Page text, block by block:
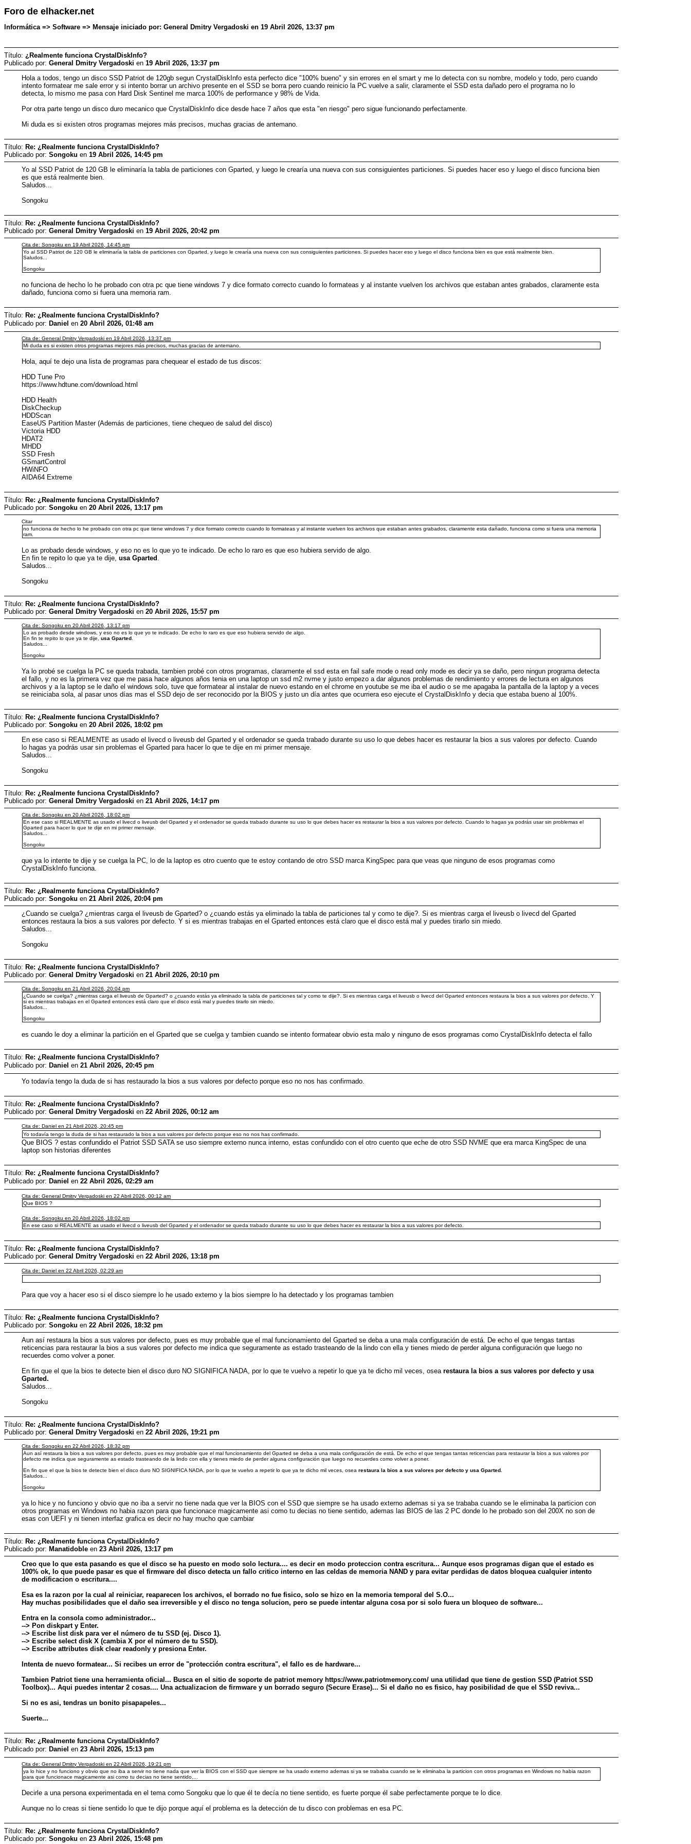
Foro de elhacker.net
Informática => Software => Mensaje iniciado por: General Dmitry Vergadoski en 19 Abril 2026, 13:37 pm
Título: ¿Realmente funciona CrystalDiskInfo?
Publicado por: General Dmitry Vergadoski en 19 Abril 2026, 13:37 pm
Hola a todos, tengo un disco SSD Patriot de 120gb segun CrystalDiskInfo esta perfecto dice "100% bueno" y sin errores en el smart y me lo detecta con su nombre, modelo y todo, pero cuando
intento formatear me sale error y si intento borrar un archivo presente en el SSD se borra pero cuando reinicio la PC vuelve a salir, claramente el SSD esta dañado pero el programa no lo
detecta, lo mismo me pasa con Hard Disk Sentinel me marca 100% de performance y 98% de Vida.
Por otra parte tengo un disco duro mecanico que CrystalDiskInfo dice desde hace 7 años que esta "en riesgo" pero sigue funcionando perfectamente.
Mi duda es si existen otros programas mejores más precisos, muchas gracias de antemano.
Título: Re: ¿Realmente funciona CrystalDiskInfo?
Publicado por: Songoku en 19 Abril 2026, 14:45 pm
Yo al SSD Patriot de 120 GB le eliminaría la tabla de particiones con Gparted, y luego le crearía una nueva con sus consiguientes particiones. Si puedes hacer eso y luego el disco funciona bien
es que está realmente bien.
Saludos...
Songoku
Título: Re: ¿Realmente funciona CrystalDiskInfo?
Publicado por: General Dmitry Vergadoski en 19 Abril 2026, 20:42 pm
Cita de: Songoku en 19 Abril 2026, 14:45 pm
Yo al SSD Patriot de 120 GB le eliminaría la tabla de particiones con Gparted, y luego le crearía una nueva con sus consiguientes particiones. Si puedes hacer eso y luego el disco funciona bien es que está realmente bien.
Saludos...
Songoku
no funciona de hecho lo he probado con otra pc que tiene windows 7 y dice formato correcto cuando lo formateas y al instante vuelven los archivos que estaban antes grabados, claramente esta
dañado, funciona como si fuera una memoria ram.
Título: Re: ¿Realmente funciona CrystalDiskInfo?
Publicado por: Danielㅤ en 20 Abril 2026, 01:48 am
Cita de: General Dmitry Vergadoski en 19 Abril 2026, 13:37 pm
Mi duda es si existen otros programas mejores más precisos, muchas gracias de antemano.
Hola, aquí te dejo una lista de programas para chequear el estado de tus discos:
HDD Tune Pro
https://www.hdtune.com/download.html
HDD Health
DiskCheckup
HDDScan
EaseUS Partition Master (Además de particiones, tiene chequeo de salud del disco)
Victoria HDD
HDAT2
MHDD
SSD Fresh
GSmartControl
HWiNFO
AIDA64 Extreme
Título: Re: ¿Realmente funciona CrystalDiskInfo?
Publicado por: Songoku en 20 Abril 2026, 13:17 pm
Citar
no funciona de hecho lo he probado con otra pc que tiene windows 7 y dice formato correcto cuando lo formateas y al instante vuelven los archivos que estaban antes grabados, claramente esta dañado, funciona como si fuera una memoria
ram.
Lo as probado desde windows, y eso no es lo que yo te indicado. De echo lo raro es que eso hubiera servido de algo.
En fin te repito lo que ya te dije,usa Gparted
Saludos...
Songoku
Título: Re: ¿Realmente funciona CrystalDiskInfo?
Publicado por: General Dmitry Vergadoski en 20 Abril 2026, 15:57 pm
Cita de: Songoku en 20 Abril 2026, 13:17 pm
Lo as probado desde windows, y eso no es lo que yo te indicado. De echo lo raro es que eso hubiera servido de algo.
En fin te repito lo que ya te dije,usa Gparted
Saludos...
Songoku
Ya lo probé se cuelga la PC se queda trabada, tambien probé con otros programas, claramente el ssd esta en fail safe mode o read only mode es decir ya se daño, pero ningun programa detecta
el fallo, y no es la primera vez que me pasa hace algunos años tenia en una laptop un ssd m2 nvme y justo empezo a dar algunos problemas de rendimiento y errores de lectura en algunos
archivos y a la laptop se le daño el windows solo, tuve que formatear al instalar de nuevo estando en el chrome en youtube se me iba el audio o se me apagaba la pantalla de la laptop y a veces
se reiniciaba sola, al pasar unos días mas el SSD dejo de ser reconocido por la BIOS y justo un día antes que ocurriera eso ejecute el CrystalDiskInfo y decia que estaba bueno al 100%.
Título: Re: ¿Realmente funciona CrystalDiskInfo?
Publicado por: Songoku en 20 Abril 2026, 18:02 pm
En ese caso si REALMENTE as usado el livecd o liveusb del Gparted y el ordenador se queda trabado durante su uso lo que debes hacer es restaurar la bios a sus valores por defecto. Cuando
lo hagas ya podrás usar sin problemas el Gparted para hacer lo que te dije en mi primer mensaje.
Saludos...
Songoku
Título: Re: ¿Realmente funciona CrystalDiskInfo?
Publicado por: General Dmitry Vergadoski en 21 Abril 2026, 14:17 pm
Cita de: Songoku en 20 Abril 2026, 18:02 pm
En ese caso si REALMENTE as usado el livecd o liveusb del Gparted y el ordenador se queda trabado durante su uso lo que debes hacer es restaurar la bios a sus valores por defecto. Cuando lo hagas ya podrás usar sin problemas el
Gparted para hacer lo que te dije en mi primer mensaje.
Saludos...
Songoku
que ya lo intente te dije y se cuelga la PC, lo de la laptop es otro cuento que te estoy contando de otro SSD marca KingSpec para que veas que ninguno de esos programas como
CrystalDiskInfo funciona.
Título: Re: ¿Realmente funciona CrystalDiskInfo?
Publicado por: Songoku en 21 Abril 2026, 20:04 pm
¿Cuando se cuelga? ¿mientras carga el liveusb de Gparted? o ¿cuando estás ya eliminado la tabla de particiones tal y como te dije?. Si es mientras carga el liveusb o livecd del Gparted
entonces restaura la bios a sus valores por defecto. Y si es mientras trabajas en el Gparted entonces está claro que el disco está mal y puedes tirarlo sin miedo.
Saludos...
Songoku
Título: Re: ¿Realmente funciona CrystalDiskInfo?
Publicado por: General Dmitry Vergadoski en 21 Abril 2026, 20:10 pm
Cita de: Songoku en 21 Abril 2026, 20:04 pm
¿Cuando se cuelga? ¿mientras carga el liveusb de Gparted? o ¿cuando estás ya eliminado la tabla de particiones tal y como te dije?. Si es mientras carga el liveusb o livecd del Gparted entonces restaura la bios a sus valores por defecto. Y
si es mientras trabajas en el Gparted entonces está claro que el disco está mal y puedes tirarlo sin miedo.
Saludos...
Songoku
es cuando le doy a eliminar la partición en el Gparted que se cuelga y tambien cuando se intento formatear obvio esta malo y ninguno de esos programas como CrystalDiskInfo detecta el fallo
Título: Re: ¿Realmente funciona CrystalDiskInfo?
Publicado por: Danielㅤ en 21 Abril 2026, 20:45 pm
Yo todavía tengo la duda de si has restaurado la bios a sus valores por defecto porque eso no nos has confirmado.
Título: Re: ¿Realmente funciona CrystalDiskInfo?
Publicado por: General Dmitry Vergadoski en 22 Abril 2026, 00:12 am
Cita de: Danielㅤ en 21 Abril 2026, 20:45 pm
Yo todavía tengo la duda de si has restaurado la bios a sus valores por defecto porque eso no nos has confirmado.
Que BIOS ? estas confundido el Patriot SSD SATA se uso siempre externo nunca interno, estas confundido con el otro cuento que eche de otro SSD NVME que era marca KingSpec de una
laptop son historias diferentes
Título: Re: ¿Realmente funciona CrystalDiskInfo?
Publicado por: Danielㅤ en 22 Abril 2026, 02:29 am
Cita de: General Dmitry Vergadoski en 22 Abril 2026, 00:12 am
Que BIOS ?
Cita de: Songoku en 20 Abril 2026, 18:02 pm
En ese caso si REALMENTE as usado el livecd o liveusb del Gparted y el ordenador se queda trabado durante su uso lo que debes hacer es restaurar la bios a sus valores por defecto.
Título: Re: ¿Realmente funciona CrystalDiskInfo?
Publicado por: General Dmitry Vergadoski en 22 Abril 2026, 13:18 pm
Cita de: Danielㅤ en 22 Abril 2026, 02:29 am
Para que voy a hacer eso si el disco siempre lo he usado externo y la bios siempre lo ha detectado y los programas tambien
Título: Re: ¿Realmente funciona CrystalDiskInfo?
Publicado por: Songoku en 22 Abril 2026, 18:32 pm
Aun así restaura la bios a sus valores por defecto, pues es muy probable que el mal funcionamiento del Gparted se deba a una mala configuración de está. De echo el que tengas tantas
reticencias para restaurar la bios a sus valores por defecto me indica que seguramente as estado trasteando de la lindo con ella y tienes miedo de perder alguna configuración que luego no
recuerdes como volver a poner.
En fin que el que la bios te detecte bien el disco duro NO SIGNIFICA NADA, por lo que te vuelvo a repetir lo que ya te dicho mil veces, osearestaura la bios a sus valores por defecto y usa
Gparted.
Saludos...
Songoku
Título: Re: ¿Realmente funciona CrystalDiskInfo?
Publicado por: General Dmitry Vergadoski en 22 Abril 2026, 19:21 pm
Cita de: Songoku en 22 Abril 2026, 18:32 pm
Aun así restaura la bios a sus valores por defecto, pues es muy probable que el mal funcionamiento del Gparted se deba a una mala configuración de está. De echo el que tengas tantas reticencias para restaurar la bios a sus valores por
defecto me indica que seguramente as estado trasteando de la lindo con ella y tienes miedo de perder alguna configuración que luego no recuerdes como volver a poner.
En fin que el que la bios te detecte bien el disco duro NO SIGNIFICA NADA, por lo que te vuelvo a repetir lo que ya te dicho mil veces, osearestaura la bios a sus valores por defecto y usa Gparted.
Saludos...
Songoku
ya lo hice y no funciono y obvio que no iba a servir no tiene nada que ver la BIOS con el SSD que siempre se ha usado externo ademas si ya se trababa cuando se le eliminaba la particion con
otros programas en Windows no habia razon para que funcionace magicamente asi como tu decias no tiene sentido, ademas las BIOS de las 2 PC donde lo he probado son del 200X no son de
esas con UEFI y ni tienen interfaz grafica es decir no hay mucho que cambiar
Título: Re: ¿Realmente funciona CrystalDiskInfo?
Publicado por: Manatidoble en 23 Abril 2026, 13:17 pm
Creo que lo que esta pasando es que el disco se ha puesto en modo solo lectura.... es decir en modo proteccion contra escritura... Aunque esos programas digan que el estado es
100% ok, lo que puede pasar es que el firmware del disco detecta un fallo critico interno en las celdas de memoria NAND y para evitar perdidas de datos bloquea cualquier intento
de modificacion o escritura....
Esa es la razon por la cual al reiniciar, reaparecen los archivos, el borrado no fue fisico, solo se hizo en la memoria temporal del S.O...
Hay muchas posibilidades que el daño sea irreversible y el disco no tenga solucion, pero se puede intentar alguna cosa por si solo fuera un bloqueo de software...
Entra en la consola como administrador...
--> Pon diskpart y Enter.
--> Escribe list disk para ver el número de tu SSD (ej. Disco 1).
--> Escribe select disk X (cambia X por el número de tu SSD).
--> Escribe attributes disk clear readonly y presiona Enter.
Intenta de nuevo formatear... Si recibes un error de "protección contra escritura", el fallo es de hardware...
Tambien Patriot tiene una herramienta oficial... Busca en el sitio de soporte de patriot memory https://www.patriotmemory.com/ una utilidad que tiene de gestion SSD (Patriot SSD
Toolbox)... Aqui puedes intentar 2 cosas.... Una actualizacion de firmware y un borrado seguro (Secure Erase)... Si el daño no es fisico, hay posibilidad de que el SSD reviva...
Si no es asi, tendras un bonito pisapapeles...
Suerte...
Título: Re: ¿Realmente funciona CrystalDiskInfo?
Publicado por: Danielㅤ en 23 Abril 2026, 15:13 pm
Cita de: General Dmitry Vergadoski en 22 Abril 2026, 19:21 pm
ya lo hice y no funciono y obvio que no iba a servir no tiene nada que ver la BIOS con el SSD que siempre se ha usado externo ademas si ya se trababa cuando se le eliminaba la particion con otros programas en Windows no habia razon
para que funcionace magicamente asi como tu decias no tiene sentido,...
Decirle a una persona experimentada en el tema como Songoku que lo que él te decía no tiene sentido, es fuerte porque él sabe perfectamente porque te lo dice.
Aunque no lo creas si tiene sentido lo que te dijo porque aquí el problema es la detección de tu disco con problemas en esa PC.
Título: Re: ¿Realmente funciona CrystalDiskInfo?
Publicado por: Songoku en 23 Abril 2026, 15:48 pm